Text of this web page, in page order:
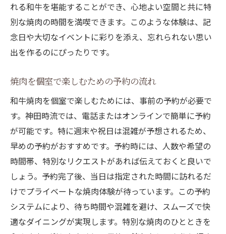
れる和牛を堪能することができ、心地よい空間と共に特
別な焼肉の時間を満喫できます。このような体験は、記
念日や大切なイベントに彩りを添え、忘れられない思い
出を作るのにぴったりです。
焼肉を個室で楽しむための予約の流れ
和牛焼肉を個室で楽しむためには、事前の予約が必要で
す。神田時流では、電話またはオンラインで簡単に予約
が可能です。特に週末や祝日は混雑が予想されるため、
早めの予約がおすすめです。予約時には、人数や希望の
時間帯、特別なリクエストがあれば伝えておくと良いで
しょう。予約完了後、当日は指定された時間に訪れるだ
けでプライベートな焼肉体験が待っています。この予約
システムにより、待ち時間や混雑を避け、スムーズで快
適なダイニングが実現します。特別な焼肉のひとときを